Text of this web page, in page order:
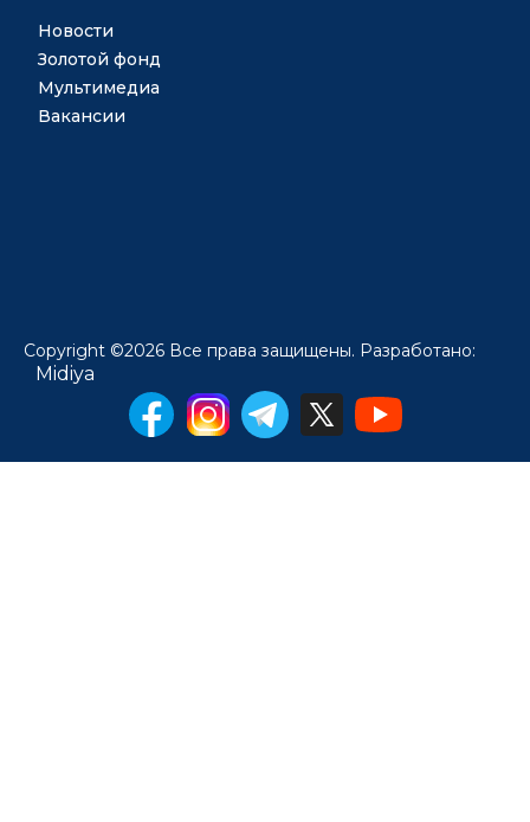
Новости
Золотой фонд
Мультимедиа
Вакансии
Copyright ©2026 Все права защищены. Разработано:
Midiya